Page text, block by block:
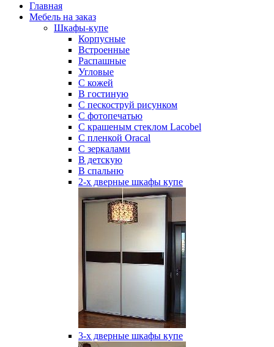
Главная
Мебель на заказ
Шкафы-купе
Корпусные
Встроенные
Распашные
Угловые
С кожей
В гостиную
С пескоструй рисунком
С фотопечатью
С крашеным стеклом Lacobel
С пленкой Oracal
С зеркалами
В детскую
В спальню
2-х дверные шкафы купе
3-х дверные шкафы купе